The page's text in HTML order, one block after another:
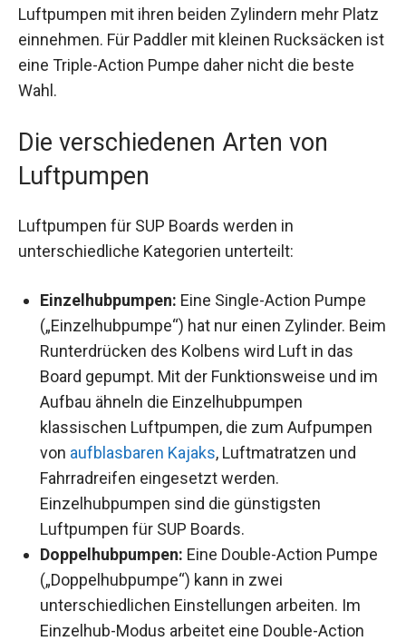
Luftpumpen mit ihren beiden Zylindern mehr Platz
einnehmen. Für Paddler mit kleinen Rucksäcken ist
eine Triple-Action Pumpe daher nicht die beste
Wahl.
Die verschiedenen Arten von
Luftpumpen
Luftpumpen für SUP Boards werden in
unterschiedliche Kategorien unterteilt:
Einzelhubpumpen: Eine Single-Action Pumpe
(„Einzelhubpumpe“) hat nur einen Zylinder. Beim
Runterdrücken des Kolbens wird Luft in das
Board gepumpt. Mit der Funktionsweise und im
Aufbau ähneln die Einzelhubpumpen
klassischen Luftpumpen, die zum Aufpumpen
von aufblasbaren Kajaks, Luftmatratzen und
Fahrradreifen eingesetzt werden.
Einzelhubpumpen sind die günstigsten
Luftpumpen für SUP Boards.
Doppelhubpumpen: Eine Double-Action Pumpe
(„Doppelhubpumpe“) kann in zwei
unterschiedlichen Einstellungen arbeiten. Im
Einzelhub-Modus arbeitet eine Double-Action